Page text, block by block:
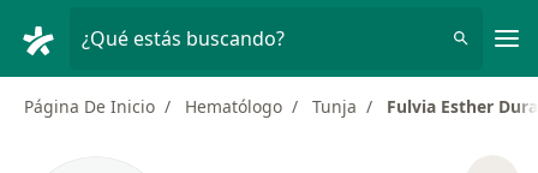
¿Qué estás buscando?
Página De Inicio Hematólogo Tunja Fulvia Esther